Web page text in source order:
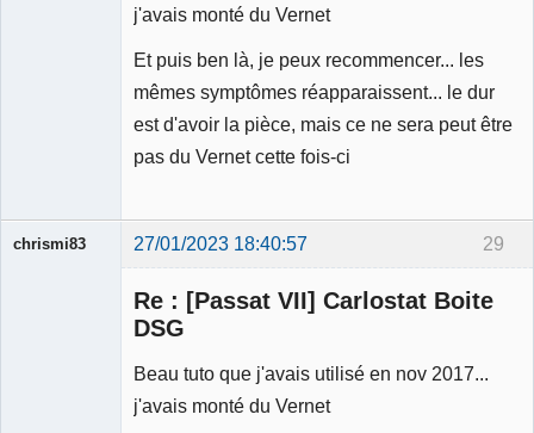
j'avais monté du Vernet
Et puis ben là, je peux recommencer... les
mêmes symptômes réapparaissent... le dur
est d'avoir la pièce, mais ce ne sera peut être
pas du Vernet cette fois-ci
29
chrismi83 27/01/2023 18:40:57
Re : [Passat VII] Carlostat Boite
DSG
Beau tuto que j'avais utilisé en nov 2017...
j'avais monté du Vernet